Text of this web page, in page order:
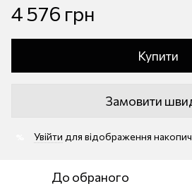
4 576 грн
Купити
Замовити
Увійти для відображення
До обраного